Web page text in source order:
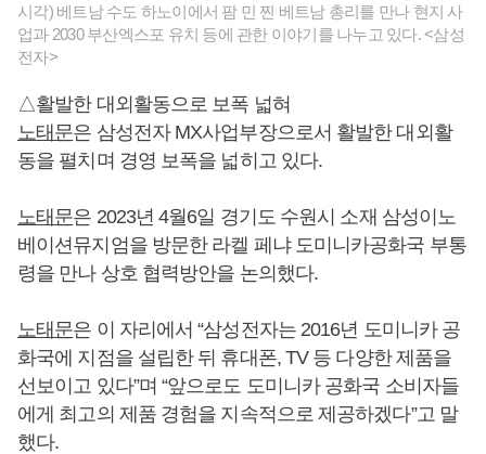
시각) 베트남 수도 하노이에서 팜 민 찐 베트남 총리를 만나 현지 사
업과 2030 부산엑스포 유치 등에 관한 이야기를 나누고 있다. <삼성
전자>
△활발한 대외활동으로 보폭 넓혀
노태문은 삼성전자 MX사업부장으로서 활발한 대외활
동을 펼치며 경영 보폭을 넓히고 있다.
노태문은 2023년 4월6일 경기도 수원시 소재 삼성이노
베이션뮤지엄을 방문한 라켈 페냐 도미니카공화국 부통
령을 만나 상호 협력방안을 논의했다.
노태문은 이 자리에서 “삼성전자는 2016년 도미니카 공
화국에 지점을 설립한 뒤 휴대폰, TV 등 다양한 제품을
선보이고 있다”며 “앞으로도 도미니카 공화국 소비자들
에게 최고의 제품 경험을 지속적으로 제공하겠다”고 말
했다.